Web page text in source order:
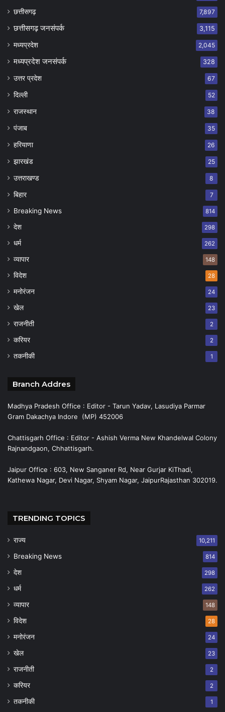
छत्तीसगढ़ 7,897
छत्तीसगढ़ जनसंपर्क 3,115
मध्यप्रदेश 2,045
मध्यप्रदेश जनसंपर्क 328
उत्तर प्रदेश 67
दिल्ली 52
राजस्थान 38
पंजाब 35
हरियाणा 26
झारखंड 25
उत्तराखण्ड 8
बिहार 7
Breaking News 814
देश 298
धर्म 262
व्यापार 148
विदेश 28
मनोरंजन 24
खेल 23
राजनीती 2
करियर 2
तकनीकी 1
Branch Addres
Madhya Pradesh Office : Editor - Tarun Yadav, Lasudiya Parmar
Gram Dakachya Indore (MP) 452006
Chattisgarh Office : Editor - Ashish Verma New Khandelwal Colony
Rajnandgaon, Chhattisgarh.
Jaipur Office : 603, New Sanganer Rd, Near Gurjar KiThadi,
Kathewa Nagar, Devi Nagar, Shyam Nagar, JaipurRajasthan 302019.
TRENDING TOPICS
राज्य 10,211
Breaking News 814
देश 298
धर्म 262
व्यापार 148
विदेश 28
मनोरंजन 24
खेल 23
राजनीती 2
करियर 2
तकनीकी 1